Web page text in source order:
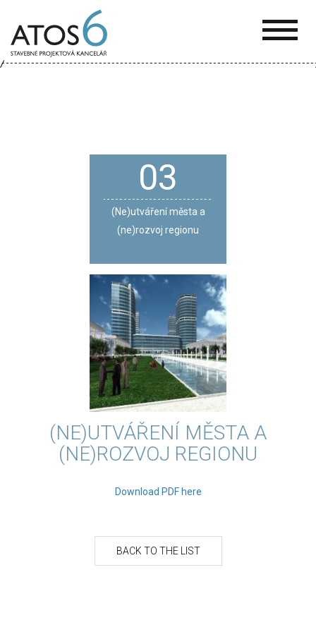
6
03
(Ne)utváření města a
(ne)rozvoj regionu
(NE)UTVÁŘENÍ MĚSTA A
(NE)ROZVOJ REGIONU
Download PDF here